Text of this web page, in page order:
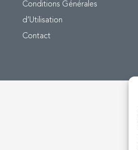
Conditions Générales
d’Utilisation
Contact